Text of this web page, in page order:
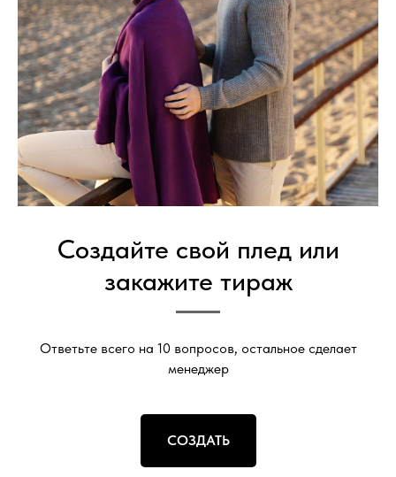
Создайте свой плед или
закажите тираж
Ответьте всего на 10 вопросов, остальное сделает
менеджер
СОЗДАТЬ